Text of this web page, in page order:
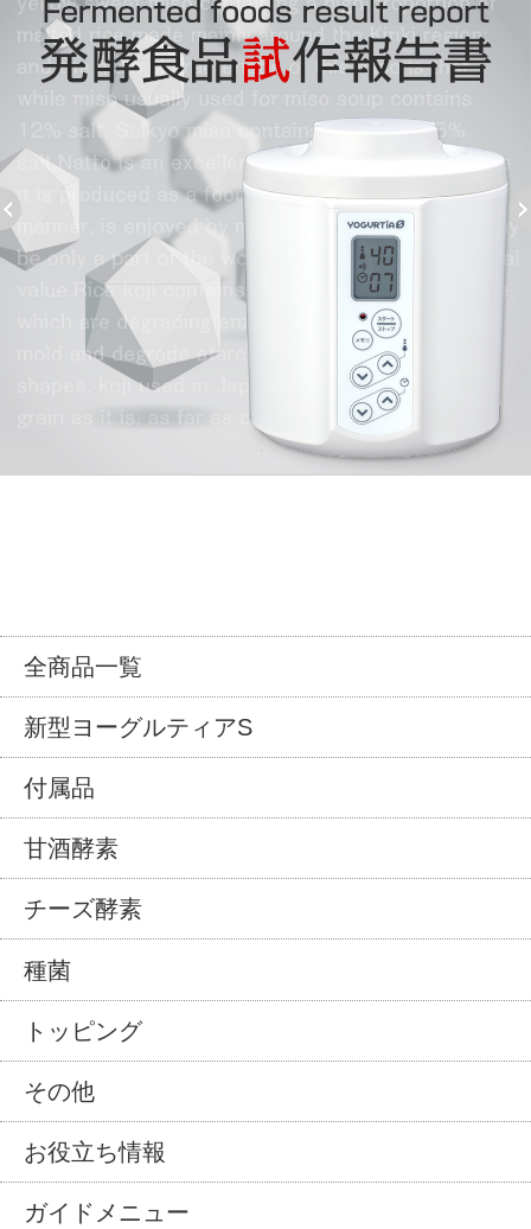
全商品一覧
新型ヨーグルティアS
付属品
甘酒酵素
チーズ酵素
種菌
トッピング
その他
お役立ち情報
ガイドメニュー